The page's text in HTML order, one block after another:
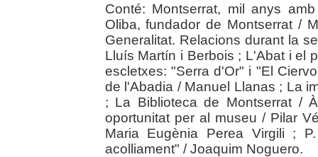
Conté: Montserrat, mil anys
Oliba, fundador de Montserrat /
Generalitat. Relacions durant la
Lluís Martín i Berbois ; L'Abat i el
escletxes: "Serra d'Or" i "El
de l'Abadia / Manuel Llanas ; La
; La Biblioteca de Montserrat /
oportunitat per al museu / Pilar
Maria Eugènia Perea Virgili ;
acolliament" / Joaquim Noguero.